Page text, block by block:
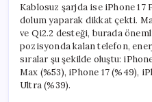
Kablosuz şarjda ise iPhone 17
dolum yaparak dikkat çekti.
ve Qi2.2 desteği, burada
pozisyonda kalan telefon,
sıralar şu şekilde oluştu:
Max (%53), iPhone 17 (%49),
Ultra (%39).